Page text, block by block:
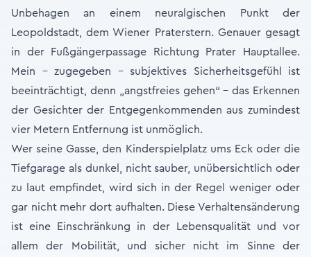
Unbehagen an einem neuralgischen Punkt der
Leopoldstadt, dem Wiener Prate­rstern. Genauer gesagt
in der Fußgängerpassage Richtung Prater Hauptallee.
Mein – zugegeben - subjektives Sicherheitsgefühl ist
beeinträchtigt, denn „angstfreies gehen“ - das Erkennen
der Gesichter der Entgegenkommenden aus zumindest
vier Metern Entfernung ist unmöglich.
Wer seine Gasse, den Kinderspielplatz ums Eck oder die
Tiefgarage als dunkel, nicht sauber, unübersichtlich oder
zu laut empfindet, wird sich in der Regel weniger oder
gar nicht mehr dort aufhalten. Diese Verhaltensänderung
ist eine Einschränkung in der Lebensqualität und vor
allem der Mobilität, und sicher nicht im Sinne der